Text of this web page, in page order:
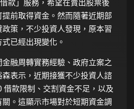
款」服務，希望在賣出股票後
前取得資金。然而隨著近期部
策，不少投資人發現，原本習
已經出現變化。
融周轉實務經驗、政府立案之
表示，近期接獲不少投資人諮
借款限制、交割資金不足，以及
。這顯示市場對於短期資金調